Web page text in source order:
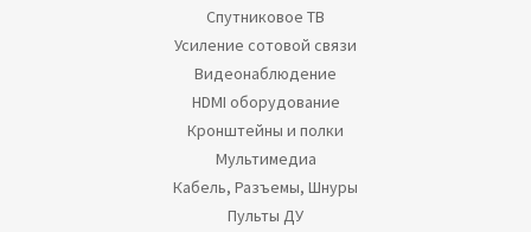
Спутниковое ТВ
Усиление сотовой связи
Видеонаблюдение
HDMI оборудование
Кронштейны и полки
Мультимедиа
Кабель, Разъемы, Шнуры
Пульты ДУ